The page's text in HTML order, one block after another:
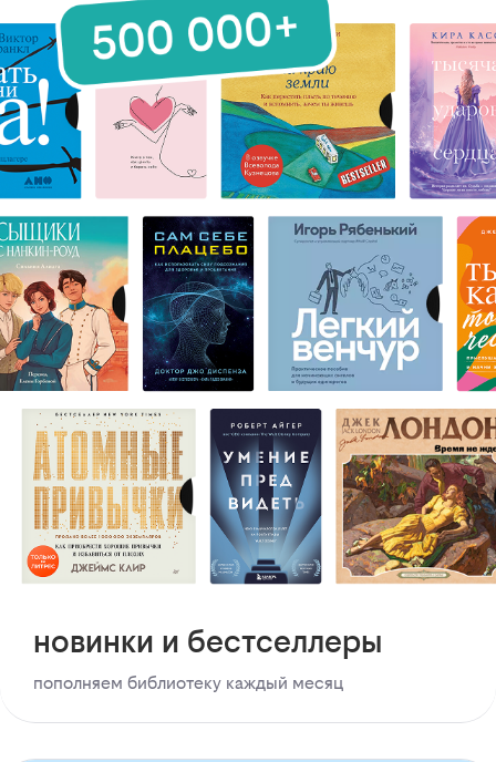
новинки и бестселлеры
пополняем библиотеку каждый месяц